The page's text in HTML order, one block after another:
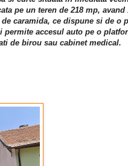
pe un teren de 218 mp,
caramida, ce dispune si de o
accesul auto pe o
de birou sau cabinet medical.